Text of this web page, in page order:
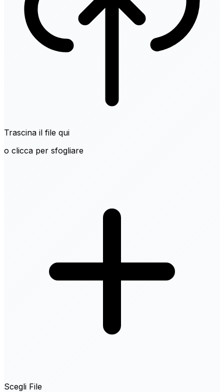
Trascina il file qui
o clicca per sfogliare
Scegli File